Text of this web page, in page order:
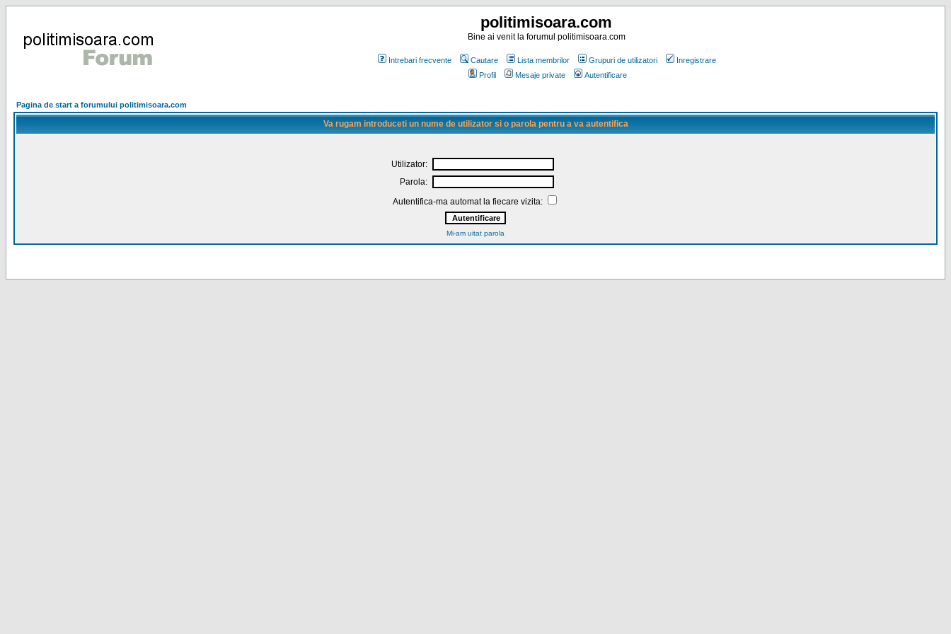
politimisoara.com
Bine ai venit la forumul politimisoara.com
Intrebari frecvente Cautare Lista membrilor Grupuri de utilizatori
Inregistrare
Profil
Mesaje private Autentificare
Pagina de start a forumului politimisoara.com
Va rugam introduceti un nume de utilizator si o parola pentru a va autentifica
Utilizator:
Parola:
Autentifica-ma automat la fiecare vizita:
Mi-am uitat parola